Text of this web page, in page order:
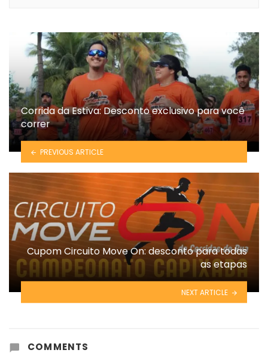
Corrida da Estiva: Desconto exclusivo para você
correr
PREVIOUS ARTICLE
Cupom Circuito Move On: desconto para todas
as etapas
NEXT ARTICLE
COMMENTS